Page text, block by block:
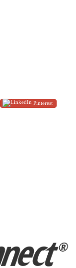
Pinterest